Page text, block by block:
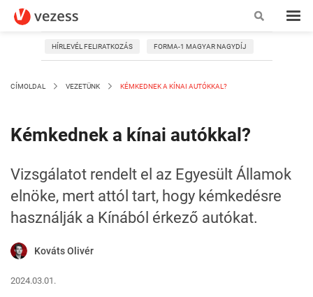
HÍRLEVÉL FELIRATKOZÁS FORMA-1 MAGYAR NAGYDÍJ
CÍMOLDAL VEZETÜNK KÉMKEDNEK A KÍNAI AUTÓKKAL?
Kémkednek a kínai autókkal?
Vizsgálatot rendelt el az Egyesült Államok
elnöke, mert attól tart, hogy kémkedésre
használják a Kínából érkező autókat.
Kováts Olivér
2024.03.01.